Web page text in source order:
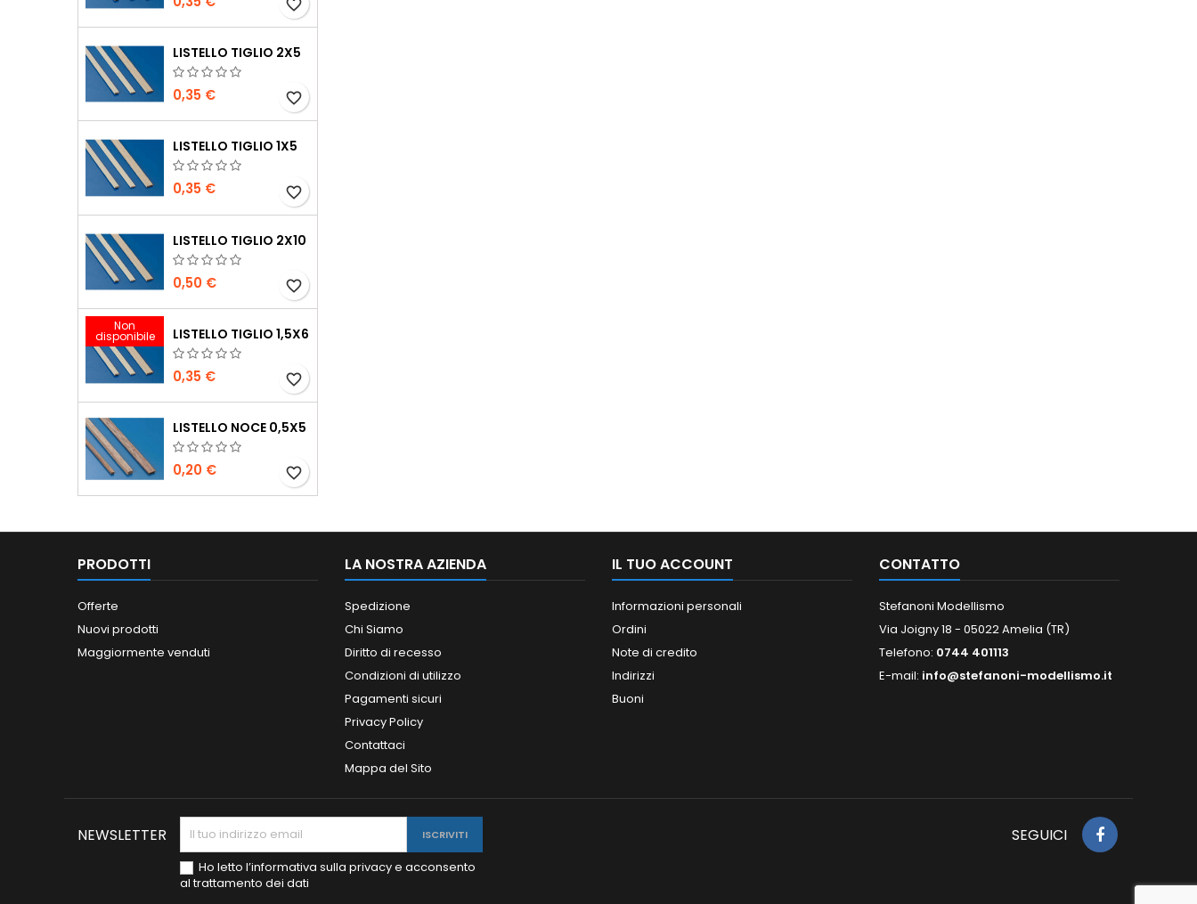
favorite_border
LISTELLO TIGLIO 2X5
0,35 € favorite_border
LISTELLO TIGLIO 1X5
0,35 € favorite_border
LISTELLO TIGLIO 2X10
0,50 € favorite_border
Non
disponibile LISTELLO TIGLIO 1,5X6
0,35 € favorite_border
LISTELLO NOCE 0,5X5
0,20 € favorite_border
PRODOTTI
Offerte
Nuovi prodotti
Maggiormente venduti
LA NOSTRA AZIENDA
Spedizione
Chi Siamo
Diritto di recesso
Condizioni di utilizzo
Pagamenti sicuri
Privacy Policy
Contattaci
Mappa del Sito
IL TUO ACCOUNT
Informazioni personali
Ordini
Note di credito
Indirizzi
Buoni
CONTATTO
Stefanoni Modellismo
Via Joigny 18 - 05022 Amelia (TR)
Telefono: 0744 401113
E-mail: info@stefanoni-modellismo.it
NEWSLETTER
Ho letto l’informativa sulla privacy e acconsento
al trattamento dei dati
SEGUICI